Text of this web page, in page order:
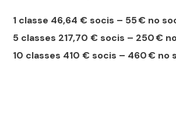
1 classe 46,64 € socis – 55 € no
5 classes 217,70 € socis – 250 €
10 classes 410 € socis – 460 € no